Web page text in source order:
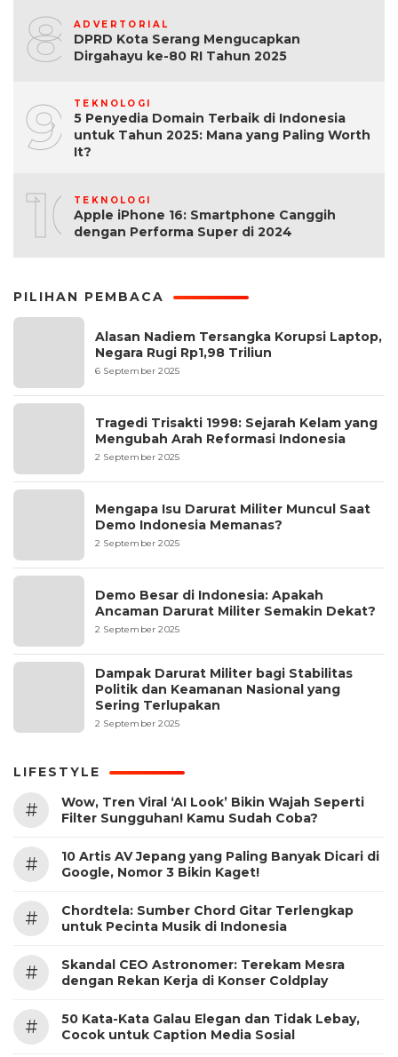
8 ADVERTORIAL
DPRD Kota Serang Mengucapkan
Dirgahayu ke-80 RI Tahun 2025
9 TEKNOLOGI
5 Penyedia Domain Terbaik di Indonesia
untuk Tahun 2025: Mana yang Paling Worth
It?
10TEKNOLOGI
Apple iPhone 16: Smartphone Canggih
dengan Performa Super di 2024
PILIHAN PEMBACA
Alasan Nadiem Tersangka Korupsi Laptop,
Negara Rugi Rp1,98 Triliun
6 September 2025
Tragedi Trisakti 1998: Sejarah Kelam yang
Mengubah Arah Reformasi Indonesia
2 September 2025
Mengapa Isu Darurat Militer Muncul Saat
Demo Indonesia Memanas?
2 September 2025
Demo Besar di Indonesia: Apakah
Ancaman Darurat Militer Semakin Dekat?
2 September 2025
Dampak Darurat Militer bagi Stabilitas
Politik dan Keamanan Nasional yang
Sering Terlupakan
2 September 2025
LIFESTYLE
#
Wow, Tren Viral ‘AI Look’ Bikin Wajah Seperti
Filter Sungguhan! Kamu Sudah Coba?
#
10 Artis AV Jepang yang Paling Banyak Dicari di
Google, Nomor 3 Bikin Kaget!
#
Chordtela: Sumber Chord Gitar Terlengkap
untuk Pecinta Musik di Indonesia
#
Skandal CEO Astronomer: Terekam Mesra
dengan Rekan Kerja di Konser Coldplay
#
50 Kata-Kata Galau Elegan dan Tidak Lebay,
Cocok untuk Caption Media Sosial